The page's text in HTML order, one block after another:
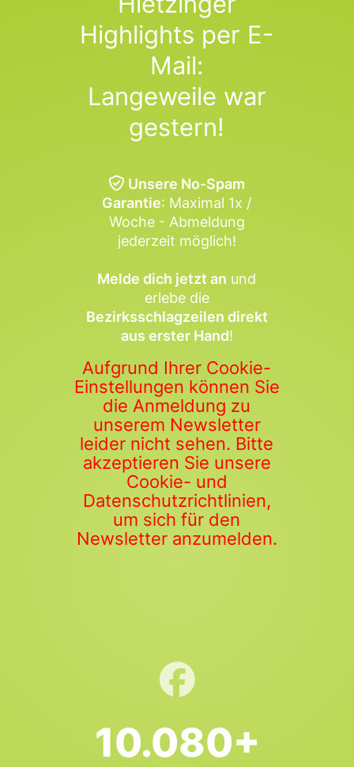
Highlights per E-
Mail:
Langeweile war
gestern!
Unsere No-Spam
Garantie: Maximal 1x /
Woche - Abmeldung
jederzeit möglich!
Melde dich jetzt an und
erlebe die
Bezirksschlagzeilen direkt
aus erster Hand!
Aufgrund Ihrer Cookie-
Einstellungen können Sie
die Anmeldung zu
unserem Newsletter
leider nicht sehen. Bitte
akzeptieren Sie unsere
Cookie- und
Datenschutzrichtlinien,
um sich für den
Newsletter anzumelden.
10.080+